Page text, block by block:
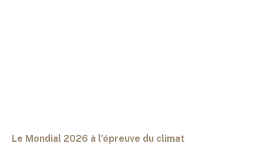
Le Mondial 2026 à l’épreuve du climat